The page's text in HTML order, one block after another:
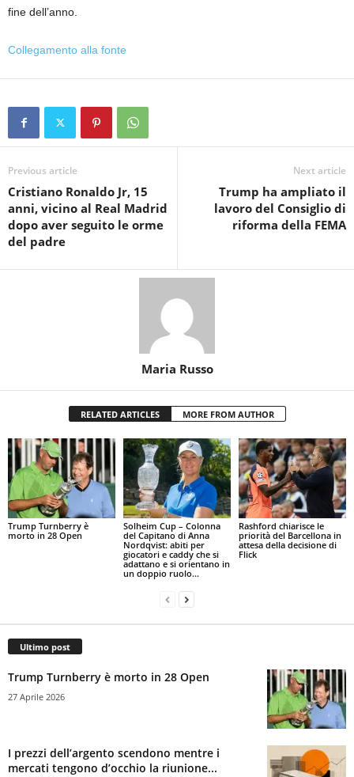
fine dell’anno.
Collegamento alla fonte
Previous article
Cristiano Ronaldo Jr, 15
anni, vicino al Real Madrid
dopo aver seguito le orme
del padre
Next article
Trump ha ampliato il
lavoro del Consiglio di
riforma della FEMA
Maria Russo
RELATED ARTICLES MORE FROM AUTHOR
Trump Turnberry è
morto in 28 Open
Solheim Cup – Colonna
del Capitano di Anna
Nordqvist: abiti per
giocatori e caddy che si
adattano e si orientano in
un doppio ruolo...
Rashford chiarisce le
priorità del Barcellona in
attesa della decisione di
Flick
Ultimo post
Trump Turnberry è morto in 28 Open
27 Aprile 2026
I prezzi dell’argento scendono mentre i
mercati tengono d’occhio la riunione...